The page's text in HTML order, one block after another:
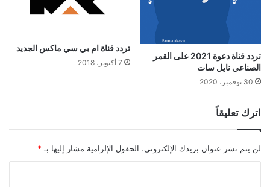
تردد قناة دعوة 2021 على القمر
الصناعي نايل سات
30 نوفمبر، 2020
تردد قناة ام بي سي ماكس الجديد
7 أكتوبر، 2018
اترك تعليقاً
لن يتم نشر عنوان بريدك الإلكتروني. الحقول الإلزامية مشار إليها بـ *